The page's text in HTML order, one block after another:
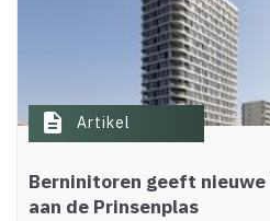
description Artikel
Berninitoren geeft nieuwe
aan de Prinsenplas